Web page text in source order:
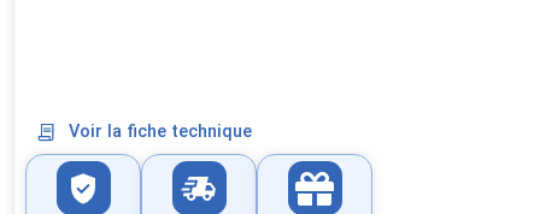
Voir la fiche technique